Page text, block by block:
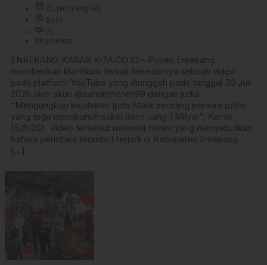
calendar_month 20 jam yang lalu
account_circle Basir
visibility 20
0Komentar
ENREKANG,KABAR KITA.CO.ID‘– Polres Enrekang
memberikan klarifikasi terkait beredarnya sebuah video
pada platform YouTube yang diunggah pada tanggal 30 Juli
2026 oleh akun @satelitmisteri99 dengan judul
“Mengungkap kejahatan Ipda Malik seorang perwira polisi
yang tega membunuh saksi demi uang 1 Milyar”, Kamis
(5/8/26). Video tersebut memuat narasi yang menyebutkan
bahwa peristiwa tersebut terjadi di Kabupaten Enrekang.
[…]